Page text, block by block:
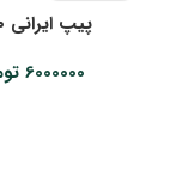
پیپ ایرانی ۹۰۴۰
6000000